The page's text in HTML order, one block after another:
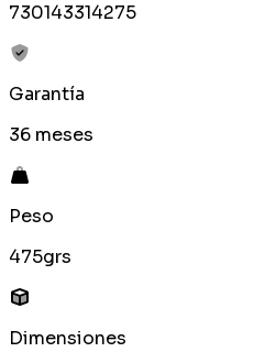
730143314275
Garantía
36 meses
Peso
475grs
Dimensiones